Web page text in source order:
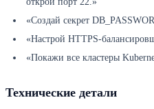
«Создай секрет
«Настрой HTTPS-
«Покажи все кластеры
Технические детали